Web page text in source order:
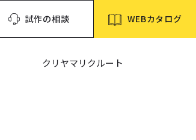
試作の相談 WEBカタログ
クリヤマリクルート